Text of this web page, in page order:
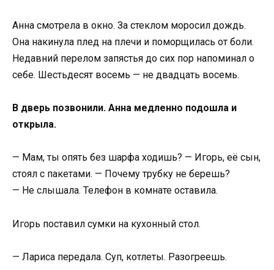
Анна смотрела в окно. За стеклом моросил дождь.
Она накинула плед на плечи и поморщилась от боли.
Недавний перелом запястья до сих пор напоминал о
себе. Шестьдесят восемь — не двадцать восемь.
В дверь позвонили. Анна медленно подошла и
открыла.
— Мам, ты опять без шарфа ходишь? — Игорь, её сын,
стоял с пакетами. — Почему трубку не берешь?
— Не слышала. Телефон в комнате оставила.
Игорь поставил сумки на кухонный стол.
— Лариса передала. Суп, котлеты. Разогреешь.